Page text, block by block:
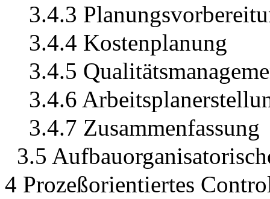
3.4.3
3.4.4 Kostenplanung
3.4.5
3.4.6
3.4.7 Zusammenfassung
3.5
4 Prozeßorientiertes